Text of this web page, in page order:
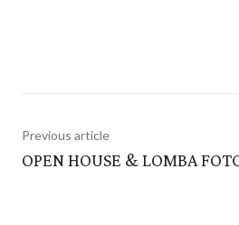
Previous article
OPEN HOUSE & LOMBA